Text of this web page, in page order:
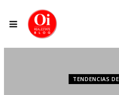
TENDENCIAS